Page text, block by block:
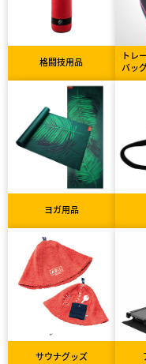
格闘技用品
トレ
バッ
ヨガ用品
サウナグッズ